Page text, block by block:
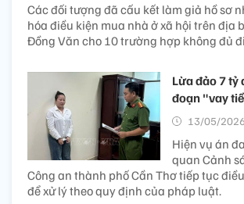
Các đối tượng đã cấu kết làm giả hồ sơ
hóa điều kiện mua nhà ở xã hội trên địa
Đồng Văn cho 10 trường hợp không đủ
Lừa đảo 7 tỷ
đoạn "vay
13/05/
Hiện vụ án
quan Cảnh
Công an thành phố Cần Thơ tiếp tục
để xử lý theo quy định của pháp luật.